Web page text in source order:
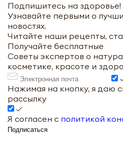
Подпишитесь на здоровье!
Узнавайте первыми о
новостях.
Читайте наши рецепты,
Получайте бесплатные
Советы экспертов о
косметике, красоте и
Нажимая на кнопку, я даю
рассылку
Я согласен с политикой
Подписаться